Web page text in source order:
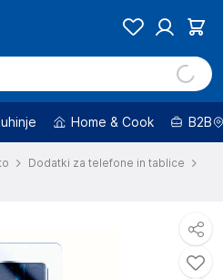
Home & Cook B2B
Dodatki za telefone in tablice